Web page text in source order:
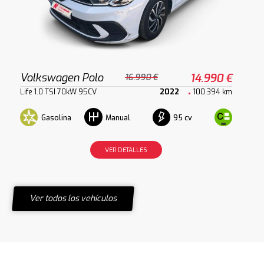
Volkswagen Polo 16.990 € 14.990 €
Life 1.0 TSI 70kW 95CV 2022 100.394 km
Gasolina Manual 95 cv
VER DETALLES
Ver todos los vehículos